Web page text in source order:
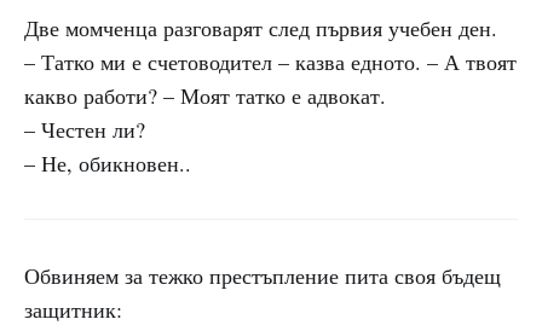
Две момченца разговарят след първия учебен ден.
– Татко ми е счетоводител – казва едното. – А твоят
какво работи? – Моят татко е адвокат.
– Честен ли?
– Не, обикновен..
Обвиняем за тежко престъпление пита своя бъдещ
защитник: